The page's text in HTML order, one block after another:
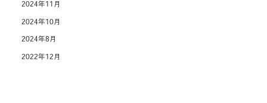
2024年11月
2024年10月
2024年8月
2022年12月